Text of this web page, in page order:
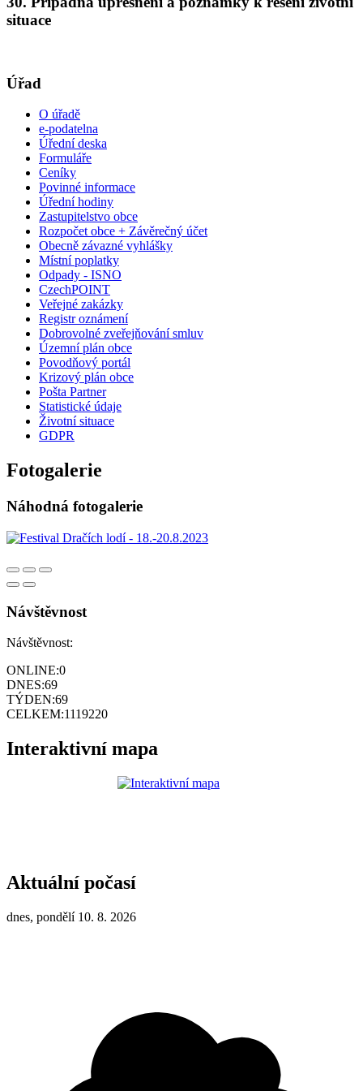
situace
Úřad
O úřadě
e-podatelna
Úřední deska
Formuláře
Ceníky
Povinné informace
Úřední hodiny
Zastupitelstvo obce
Rozpočet obce + Závěrečný účet
Obecně závazné vyhlášky
Místní poplatky
Odpady - ISNO
CzechPOINT
Veřejné zakázky
Registr oznámení
Dobrovolné zveřejňování smluv
Územní plán obce
Povodňový portál
Krizový plán obce
Pošta Partner
Statistické údaje
Životní situace
GDPR
Fotogalerie
Náhodná fotogalerie
Návštěvnost
Návštěvnost:
ONLINE:0
DNES:69
TÝDEN:69
CELKEM:1119220
Interaktivní mapa
Aktuální počasí
dnes, pondělí 10. 8. 2026